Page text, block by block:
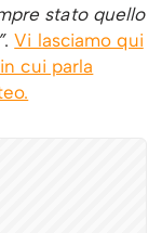
stato quello
.Vi lasciamo qui
cui parla